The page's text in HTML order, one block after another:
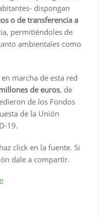
dispongan
o de transferencia a
permitiéndoles de
ambientales como
marcha de esta red
de euros, de
de los Fondos
de la Unión
19.
click en la fuente. Si
dale a compartir.